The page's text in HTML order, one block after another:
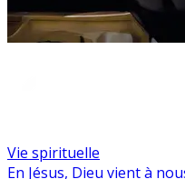
Vie spirituelle
En Jésus, Dieu vient à